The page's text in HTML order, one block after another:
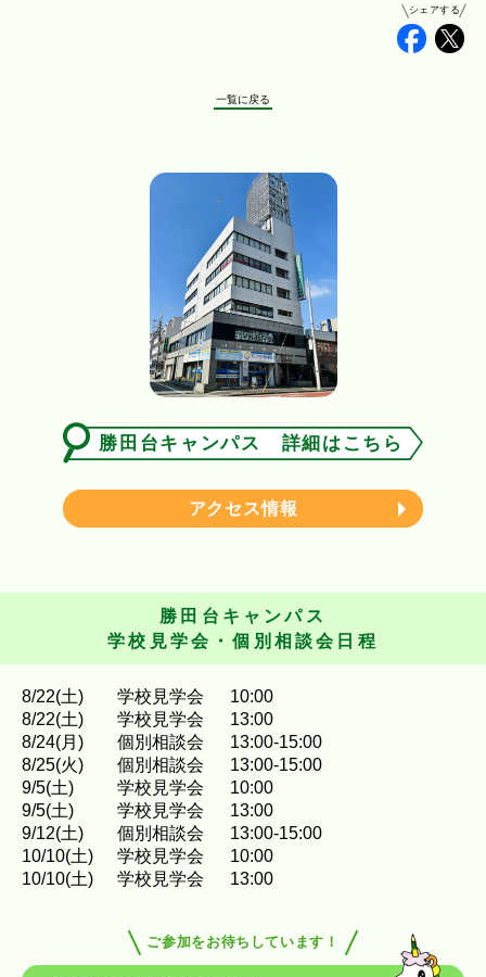
シェアする
一覧に戻る
勝田台キャンパス 詳細はこちら
アクセス情報
勝田台キャンパス
学校見学会・個別相談会日程
8/22(土) 学校見学会
10:00
8/22(土) 学校見学会
13:00
8/24(月) 個別相談会
13:00-15:00
8/25(火) 個別相談会
13:00-15:00
9/5(土) 学校見学会
10:00
9/5(土) 学校見学会
13:00
9/12(土) 個別相談会
13:00-15:00
10/10(土) 学校見学会
10:00
10/10(土) 学校見学会 13:00
ご参加をお待ちしています！